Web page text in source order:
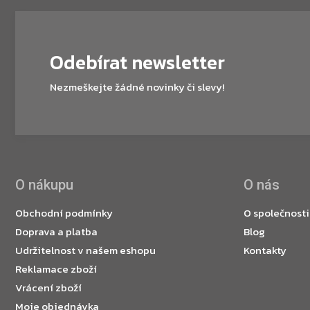
Odebírat newsletter
Nezmeškejte žádné novinky či slevy!
O nákupu
Obchodní podmínky
Doprava a platba
Udržitelnost v našem eshopu
Reklamace zboží
Vrácení zboží
Moje objednávka
O nás
O společnosti
Blog
Kontakty